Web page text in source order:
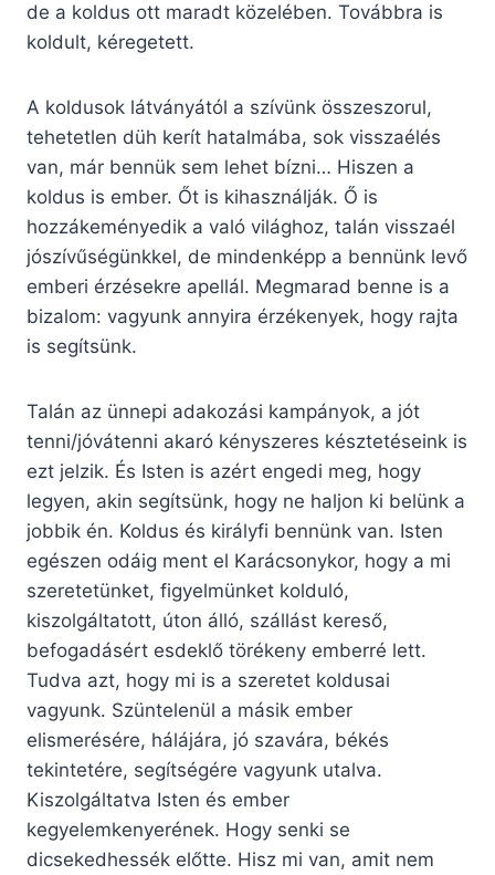
de a koldus ott maradt közelében. Továbbra is
koldult, kéregetett.
A koldusok látványától a szívünk összeszorul,
tehetetlen düh kerít hatalmába, sok visszaélés
van, már bennük sem lehet bízni… Hiszen a
koldus is ember. Őt is kihasználják. Ő is
hozzákeményedik a való világhoz, talán visszaél
jószívűségünkkel, de mindenképp a bennünk levő
emberi érzésekre apellál. Megmarad benne is a
bizalom: vagyunk annyira érzékenyek, hogy rajta
is segítsünk.
Talán az ünnepi adakozási kampányok, a jót
tenni/jóvátenni akaró kényszeres késztetéseink is
ezt jelzik. És Isten is azért engedi meg, hogy
legyen, akin segítsünk, hogy ne haljon ki belünk a
jobbik én. Koldus és királyfi bennünk van. Isten
egészen odáig ment el Karácsonykor, hogy a mi
szeretetünket, figyelmünket kolduló,
kiszolgáltatott, úton álló, szállást kereső,
befogadásért esdeklő törékeny emberré lett.
Tudva azt, hogy mi is a szeretet koldusai
vagyunk. Szüntelenül a másik ember
elismerésére, hálájára, jó szavára, békés
tekintetére, segítségére vagyunk utalva.
Kiszolgáltatva Isten és ember
kegyelemkenyerének. Hogy senki se
dicsekedhessék előtte. Hisz mi van, amit nem